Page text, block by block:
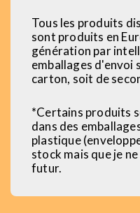
Tous les produits
sont produits en
génération par
emballages d'envoi
carton, soit de
*Certains produits
dans des
plastique
stock mais que je
futur.